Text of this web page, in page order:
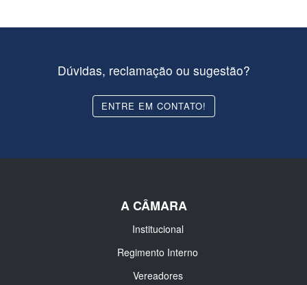
Dúvidas, reclamação ou sugestão?
ENTRE EM CONTATO!
A CÂMARA
Institucional
Regimento Interno
Vereadores